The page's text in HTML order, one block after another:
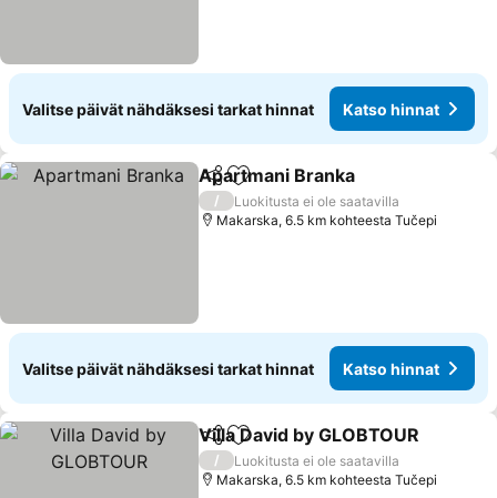
Valitse päivät nähdäksesi tarkat hinnat Katso hinnat
Jaa Lisää suosikkeihin
Apartmani Branka
/
Luokitusta ei ole saatavilla
Makarska, 6.5 km kohteesta Tučepi
Valitse päivät nähdäksesi tarkat hinnat Katso hinnat
Jaa Lisää suosikkeihin
Villa David by GLOBTOUR
/
Luokitusta ei ole saatavilla
Makarska, 6.5 km kohteesta Tučepi